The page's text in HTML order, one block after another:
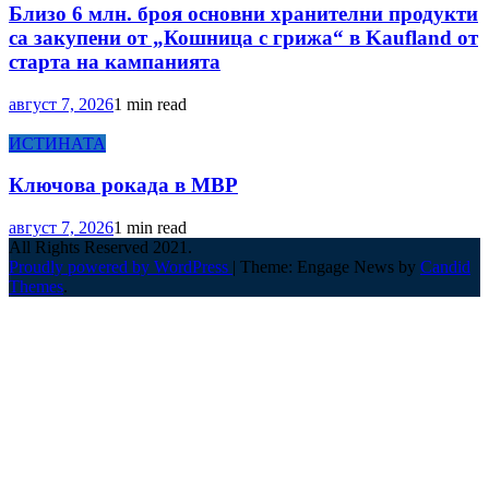
Близо 6 млн. броя основни хранителни продукти
са закупени от „Кошница с грижа“ в Kaufland от
старта на кампанията
август 7, 20261 min read
ИСТИНАТА
Ключова рокада в МВР
август 7, 20261 min read
All Rights Reserved 2021.
Proudly powered by WordPress | Theme: Engage News by Candid
Themes.